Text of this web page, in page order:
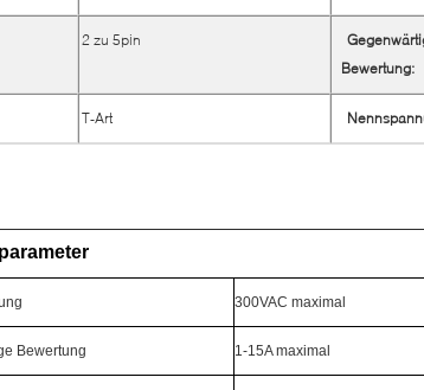
2 zu 5pin
Bewertung:
T-Art
300VAC maximal
Bewertung 1-15A maximal